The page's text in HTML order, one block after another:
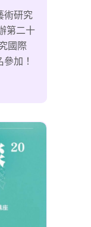
術研究
第二十
國際
加！